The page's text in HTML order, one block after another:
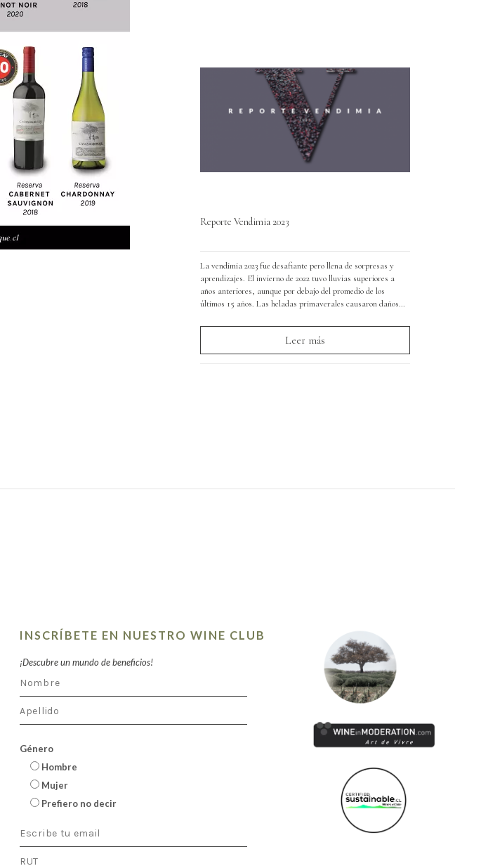
Reporte Vendimia 2023
La vendimia 2023 fue desafiante pero llena de sorpresas y
aprendizajes. El invierno de 2022 tuvo lluvias superiores a
años anteriores, aunque por debajo del promedio de los
últimos 15 años. Las heladas primaverales causaron daños
con pérdidas de producción del 60% al 80% en algunos
Leer más
INSCRÍBETE EN NUESTRO WINE CLUB
¡Descubre un mundo de beneficios!
Género
Hombre
Mujer
Prefiero no decir